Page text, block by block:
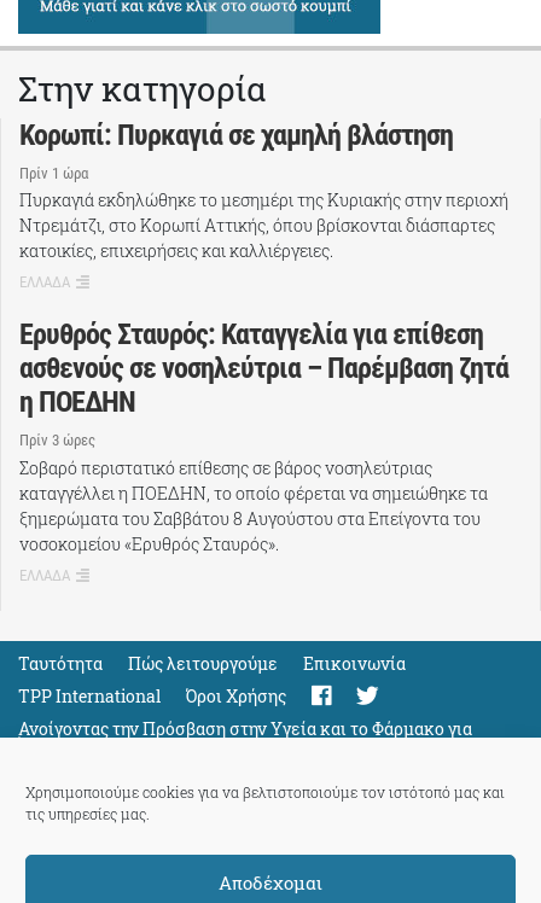
Χρησιμοποιούμε cookies για να βελτιστοποιούμε τον ιστότοπό μας και
τις υπηρεσίες μας.
Αποδέχομαι
Στην κατηγορία
Κορωπί: Πυρκαγιά σε χαμηλή βλάστηση
Πρίν 1 ώρα
Πυρκαγιά εκδηλώθηκε το μεσημέρι της Κυριακής στην περιοχή
Ντρεμάτζι, στο Κορωπί Αττικής, όπου βρίσκονται διάσπαρτες
κατοικίες, επιχειρήσεις και καλλιέργειες.
ΕΛΛΑΔΑ
Ερυθρός Σταυρός: Καταγγελία για επίθεση
ασθενούς σε νοσηλεύτρια – Παρέμβαση ζητά
η ΠΟΕΔΗΝ
Πρίν 3 ώρες
Σοβαρό περιστατικό επίθεσης σε βάρος νοσηλεύτριας
καταγγέλλει η ΠΟΕΔΗΝ, το οποίο φέρεται να σημειώθηκε τα
ξημερώματα του Σαββάτου 8 Αυγούστου στα Επείγοντα του
νοσοκομείου «Ερυθρός Σταυρός».
ΕΛΛΑΔΑ
Ταυτότητα Πώς λειτουργούμε
Eπικοινωνία
TPP International
Όροι Χρήσης
Ανοίγοντας την Πρόσβαση στην Υγεία και το Φάρμακο για
Όλους
Support